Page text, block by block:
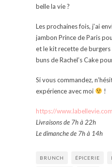
belle la vie ?
Les prochaines fois, j’ai
jambon Prince de Paris
et le kit recette de
buns de Rachel’s Cake
Si vous commandez,
expérience avec moi
!
https://www.labellevie.com
Livraisons de 7h à 22h
Le dimanche de 7h à 14h
BRUNCH ÉPICERIE